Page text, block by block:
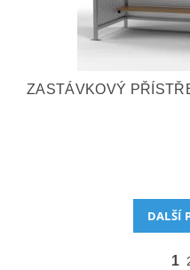
ZASTÁVKOVÝ
DALŠÍ
1